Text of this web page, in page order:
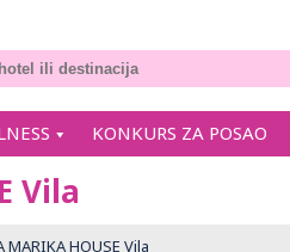
KONKURS ZA POSAO
Vila
MARIKA HOUSE Vila